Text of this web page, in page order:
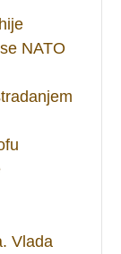
NATO
Vlada